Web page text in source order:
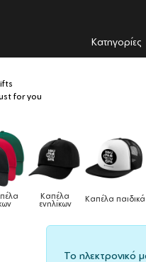
Κατηγορίες
for you
Κούπες Κούπες ειδικές
Το ηλεκτρονικό